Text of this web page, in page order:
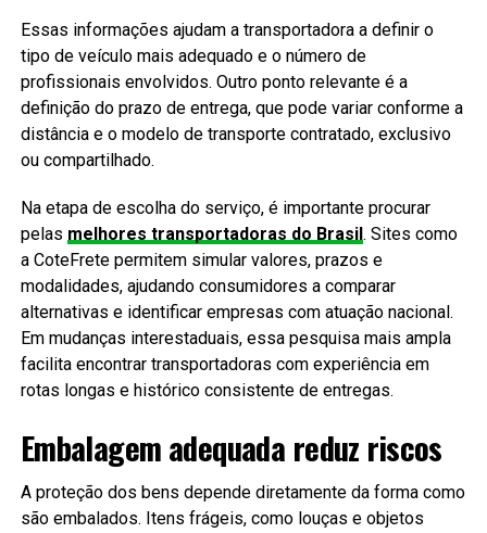
Essas informações ajudam a transportadora a definir o
tipo de veículo mais adequado e o número de
profissionais envolvidos. Outro ponto relevante é a
definição do prazo de entrega, que pode variar conforme a
distância e o modelo de transporte contratado, exclusivo
ou compartilhado.
Na etapa de escolha do serviço, é importante procurar
pelas melhores transportadoras do Brasil . Sites como
a CoteFrete permitem simular valores, prazos e
modalidades, ajudando consumidores a comparar
alternativas e identificar empresas com atuação nacional.
Em mudanças interestaduais, essa pesquisa mais ampla
facilita encontrar transportadoras com experiência em
rotas longas e histórico consistente de entregas.
Embalagem adequada reduz riscos
A proteção dos bens depende diretamente da forma como
são embalados. Itens frágeis, como louças e objetos